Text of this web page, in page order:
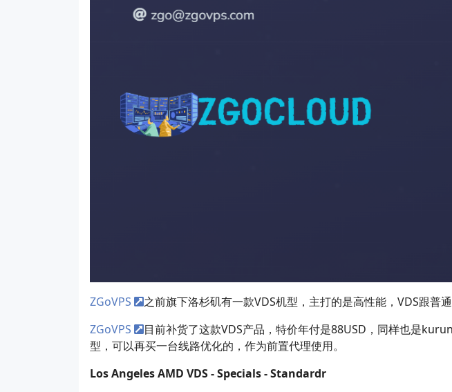
ZGoVPS
之前旗下洛杉矶有一款VDS机型，主打的是高性能，VDS跟普
ZGoVPS
目前补货了这款VDS产品，特价年付是88USD，同样也是
型，可以再买一台线路优化的，作为前置代理使用。
Los Angeles AMD VDS - Specials - Standardr